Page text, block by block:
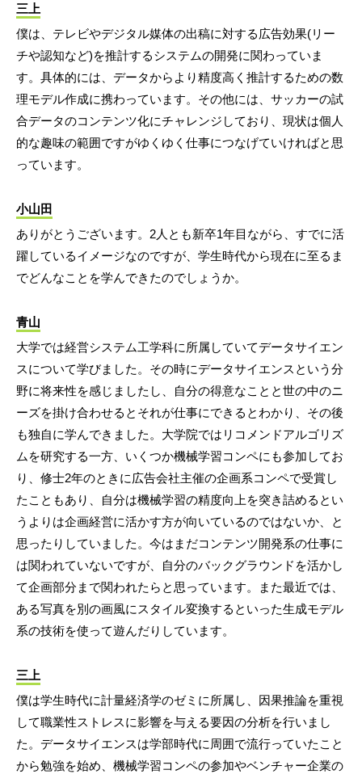
三上
僕は、テレビやデジタル媒体の出稿に対する広告効果(リー
チや認知など)を推計するシステムの開発に関わっていま
す。具体的には、データからより精度高く推計するための数
理モデル作成に携わっています。その他には、サッカーの試
合データのコンテンツ化にチャレンジしており、現状は個人
的な趣味の範囲ですがゆくゆく仕事につなげていければと思
っています。
小山田
ありがとうございます。2人とも新卒1年目ながら、すでに活
躍しているイメージなのですが、学生時代から現在に至るま
でどんなことを学んできたのでしょうか。
青山
大学では経営システム工学科に所属していてデータサイエン
スについて学びました。その時にデータサイエンスという分
野に将来性を感じましたし、自分の得意なことと世の中のニ
ーズを掛け合わせるとそれが仕事にできるとわかり、その後
も独自に学んできました。大学院ではリコメンドアルゴリズ
ムを研究する一方、いくつか機械学習コンペにも参加してお
り、修士2年のときに広告会社主催の企画系コンペで受賞し
たこともあり、自分は機械学習の精度向上を突き詰めるとい
うよりは企画経営に活かす方が向いているのではないか、と
思ったりしていました。今はまだコンテンツ開発系の仕事に
は関われていないですが、自分のバックグラウンドを活かし
て企画部分まで関われたらと思っています。また最近では、
ある写真を別の画風にスタイル変換するといった生成モデル
系の技術を使って遊んだりしています。
三上
僕は学生時代に計量経済学のゼミに所属し、因果推論を重視
して職業性ストレスに影響を与える要因の分析を行いまし
た。データサイエンスは学部時代に周囲で流行っていたこと
から勉強を始め、機械学習コンペの参加やベンチャー企業の